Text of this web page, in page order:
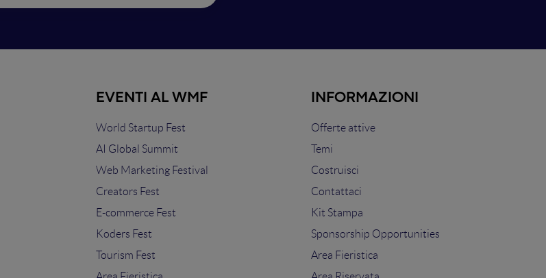
EVENTI AL WMF
World Startup Fest
AI Global Summit
Web Marketing Festival
Creators Fest
E-commerce Fest
Koders Fest
Tourism Fest
INFORMAZIONI
Offerte attive
Temi
Costruisci
Contattaci
Kit Stampa
Sponsorship Opportunities
Area Fieristica